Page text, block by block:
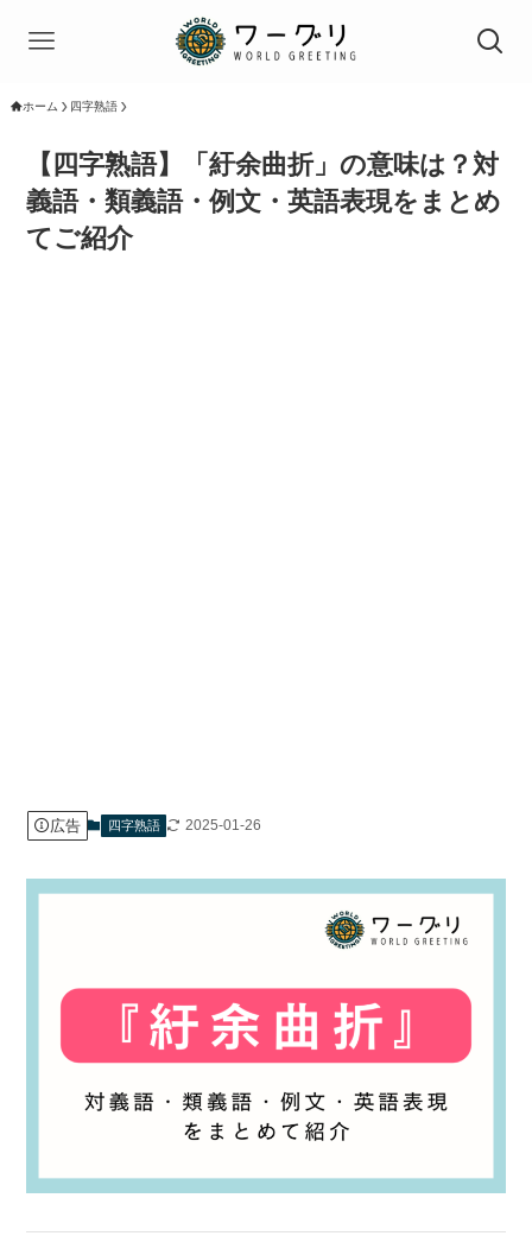
ホーム 四字熟語
【四字熟語】「紆余曲折」の意味は？対
義語・類義語・例文・英語表現をまとめ
てご紹介
広告 四字熟語 2025-01-26